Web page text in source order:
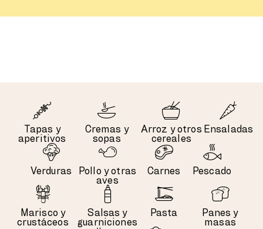
Tapas y
aperitivos
Cremas y
sopas
Arroz y otros
cereales
Ensaladas
Verduras
Pollo y otras
aves
Carnes Pescado
Marisco y
crustáceos
Salsas y
guarniciones
Pasta
Panes y
masas